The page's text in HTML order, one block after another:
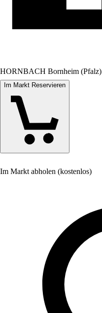
HORNBACH Bornheim (Pfalz)
Im Markt Reservieren
Im Markt abholen (kostenlos)